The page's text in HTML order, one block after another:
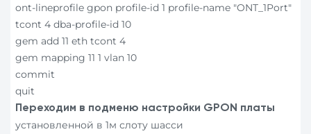
ont-lineprofile gpon profile-id 1 profile-name "ONT_1Port"
tcont 4 dba-profile-id 10
gem add 11 eth tcont 4
gem mapping 11 1 vlan 10
commit
quit
Переходим в подменю настройки GPON платы
установленной в 1м слоту шасси